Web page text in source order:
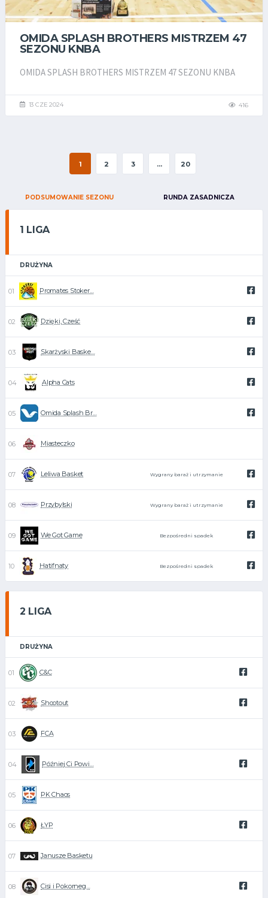
OMIDA SPLASH BROTHERS MISTRZEM 47
SEZONU KNBA
OMIDA SPLASH BROTHERS MISTRZEM 47 SEZONU KNBA
13 CZE 2024 416
1 2 3 ... 20
PODSUMOWANIE SEZONU RUNDA ZASADNICZA
1 LIGA
DRUŻYNA
Promates Stoker…
Dzięki, Cześć
Skarżyski Baske…
Alpha Cats
Omida Splash Br…
Miasteczko
Leliwa Basket Wygrany baraż i utrzymanie
Przybylski Wygrany baraż i utrzymanie
We Got Game Bezpośredni spadek
Hatifnaty Bezpośredni spadek
2 LIGA
DRUŻYNA
C&C
Shootout
FCA
Później Ci Powi…
PK Chaos
ŁYP
Janusze Basketu
Cisi i Pokorneg…